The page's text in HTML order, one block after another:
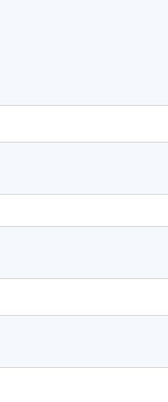
、変更後の利用規約が適用
のとします。
までに、お客様が当社所